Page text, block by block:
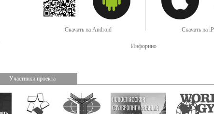
Скачать на Android Скачать на
Инфорино
Участники проекта